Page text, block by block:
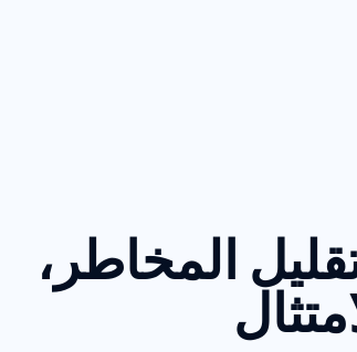
المخاطر،